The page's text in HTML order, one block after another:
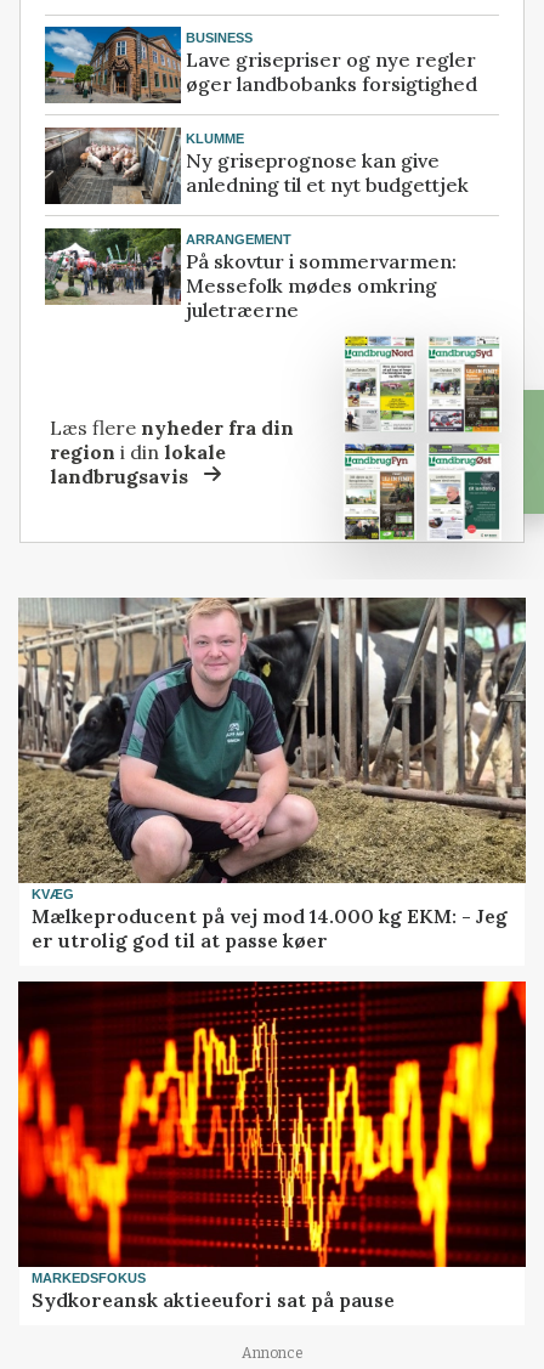
BUSINESS
Lave grisepriser og nye regler
øger landbobanks forsigtighed
KLUMME
Ny griseprognose kan give
anledning til et nyt budgettjek
ARRANGEMENT
På skovtur i sommervarmen:
Messefolk mødes omkring
juletræerne
Læs flere nyheder fra din
region i dinlokale
landbrugsavis
KVÆG
Mælkeproducent på vej mod 14.000 kg EKM: - Jeg
er utrolig god til at passe køer
MARKEDSFOKUS
Sydkoreansk aktieeufori sat på pause
Annonce